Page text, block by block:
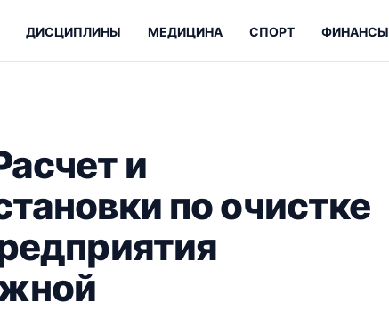
ДИСЦИПЛИНЫ МЕДИЦИНА СПОРТ ФИНАНСЫ
и
по очистке